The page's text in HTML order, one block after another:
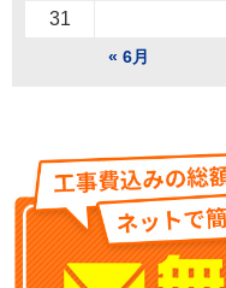
« 6月
31